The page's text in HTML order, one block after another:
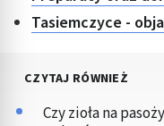
Tasiemczyce -
CZYTAJ RÓWNIEŻ
Czy zioła na